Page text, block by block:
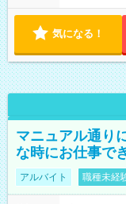
気になる！
マニュアル通り
な時にお仕事で
アルバイト 職種未経